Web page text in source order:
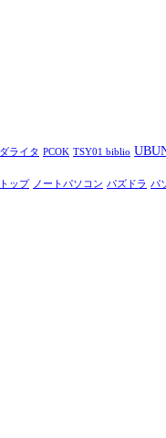
ライタ PCOK TSY01 biblio
ップ ノートパソコン パズドラ パ